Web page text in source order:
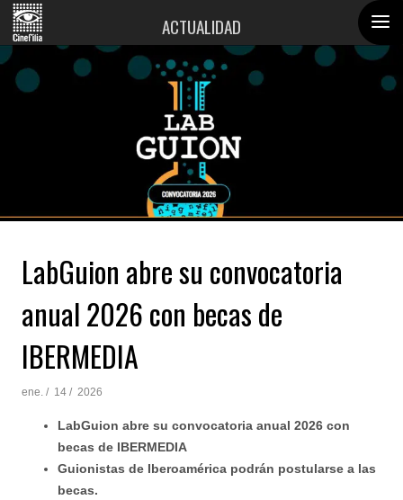
ACTUALIDAD
LabGuion abre su convocatoria
anual 2026 con becas de
IBERMEDIA
ene. / 14 / 2026
LabGuion abre su convocatoria anual 2026 con
becas de IBERMEDIA
Guionistas de Iberoamérica podrán postularse a las
becas.